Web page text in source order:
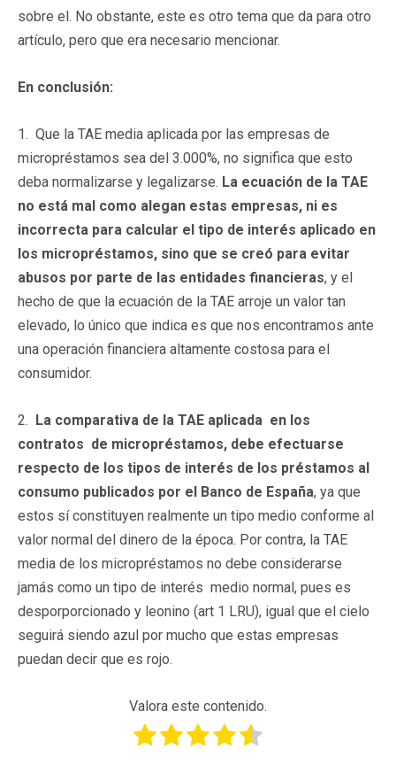
sobre el. No obstante, este es otro tema que da para otro
artículo, pero que era necesario mencionar.
En conclusión:
1. Que la TAE media aplicada por las empresas de
micropréstamos sea del 3.000%, no significa que esto
deba normalizarse y legalizarse. La ecuación de la TAE
no está mal como alegan estas empresas, ni es
incorrecta para calcular el tipo de interés aplicado en
los micropréstamos, sino que se creó para evitar
abusos por parte de las entidades financieras, y el
hecho de que la ecuación de la TAE arroje un valor tan
elevado, lo único que indica es que nos encontramos ante
una operación financiera altamente costosa para el
consumidor.
2. La comparativa de la TAE aplicada en los
contratos de micropréstamos, debe efectuarse
respecto de los tipos de interés de los préstamos al
consumo publicados por el Banco de España, ya que
estos sí constituyen realmente un tipo medio conforme al
valor normal del dinero de la época. Por contra, la TAE
media de los micropréstamos no debe considerarse
jamás como un tipo de interés medio normal, pues es
desporporcionado y leonino (art 1 LRU), igual que el cielo
seguirá siendo azul por mucho que estas empresas
puedan decir que es rojo.
Valora este contenido.